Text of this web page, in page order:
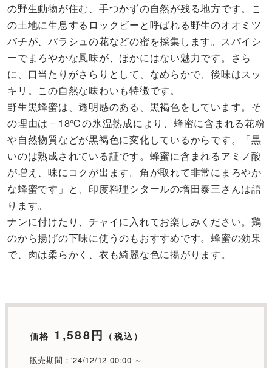
の野生動物が住む、手つかずの自然が残る地方です。こ
の土地に生息するロックビーと呼ばれる野生のオオミツ
バチが、パラシュの花などの蜜を採集します。スパイシ
ーでまろやかな風味が、ほかにはない魅力です。さら
に、口当たりがさらりとして、なめらかで、後味はスッ
キリ。この自然な味わいも特徴です。
野生黒蜂蜜は、透明感のある、黒褐色をしています。そ
の理由は－18℃の氷温熟成により、蜂蜜に含まれる花粉
や自然物質などが黒褐色に変化しているからです。「黒
いのは熟成されている証です。蜂蜜に含まれるアミノ酸
が増え、味にコクが出ます。角が取れて非常にまろやか
な蜂蜜です」と、印度料理シタールの増田泰三さんは語
ります。
ナンに付けたり、チャイに入れてお楽しみください。鶏
のから揚げの下味に使うのもおすすめです。蜂蜜の効果
で、肉は柔らかく、衣も綺麗な色に揚がります。
価格 1,588円 （税込）
販売期間：'24/12/12 00:00 ～